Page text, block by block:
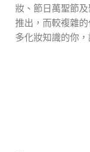
妝、節日萬聖節
推出，而較複雜
多化妝知識的你